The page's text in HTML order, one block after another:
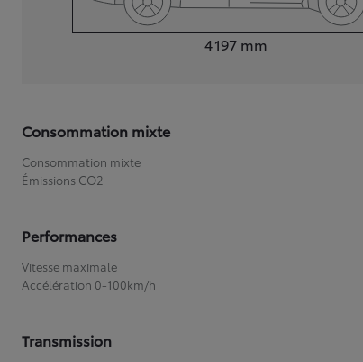
4 197 mm
Consommation mixte
Consommation mixte
Émissions CO2
Performances
Vitesse maximale
Accélération 0-100km/h
Transmission